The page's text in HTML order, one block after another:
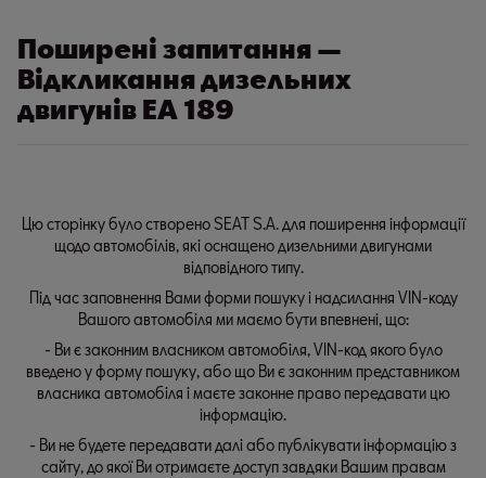
Поширені запитання —
Відкликання дизельних
двигунів EA 189
Цю сторінку було створено SEAT S.A. для поширення інформації
щодо автомобілів, які оснащено дизельними двигунами
відповідного типу.
Під час заповнення Вами форми пошуку і надсилання VIN-коду
Вашого автомобіля ми маємо бути впевнені, що:
- Ви є законним власником автомобіля, VIN-код якого було
введено у форму пошуку, або що Ви є законним представником
власника автомобіля і маєте законне право передавати цю
інформацію.
- Ви не будете передавати далі або публікувати інформацію з
сайту, до якої Ви отримаєте доступ завдяки Вашим правам